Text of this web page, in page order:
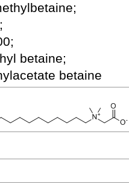
betaine;
betaine